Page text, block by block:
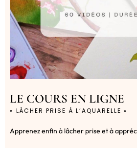
LE COURS EN LIGNE
« LÂCHER PRISE À L’AQUARELLE »
Apprenez enfin à lâcher prise et à